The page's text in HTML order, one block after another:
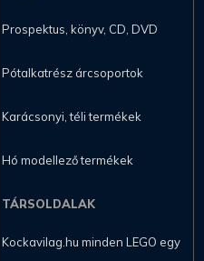
Prospektus, könyv, CD, DVD
Pótalkatrész árcsoportok
Karácsonyi, téli termékek
Hó modellező termékek
TÁRSOLDALAK
Kockavilag.hu minden LEGO egy